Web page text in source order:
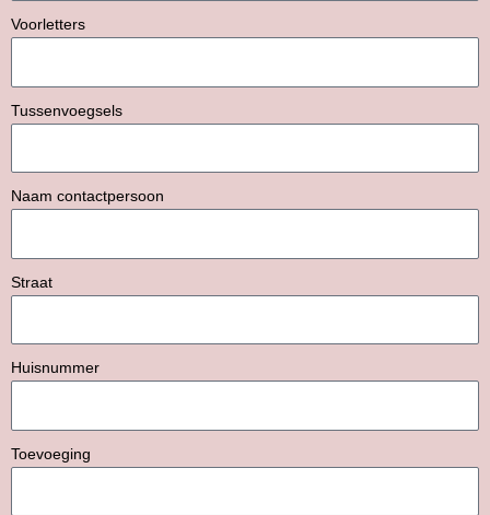
Voorletters
Tussenvoegsels
Naam contactpersoon
Straat
Huisnummer
Toevoeging